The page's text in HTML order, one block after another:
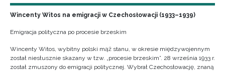
Wincenty Witos na emigracji w Czechosłowacji (1933–1939)
Emigracja polityczna po procesie brzeskim
Wincenty Witos, wybitny polski mąż stanu, w okresie międzywojennym
został niesłusznie skazany w tzw. „procesie brzeskim”. 28 września 1933 r.
został zmuszony do emigracji politycznej. Wybrał Czechosłowację, znaną